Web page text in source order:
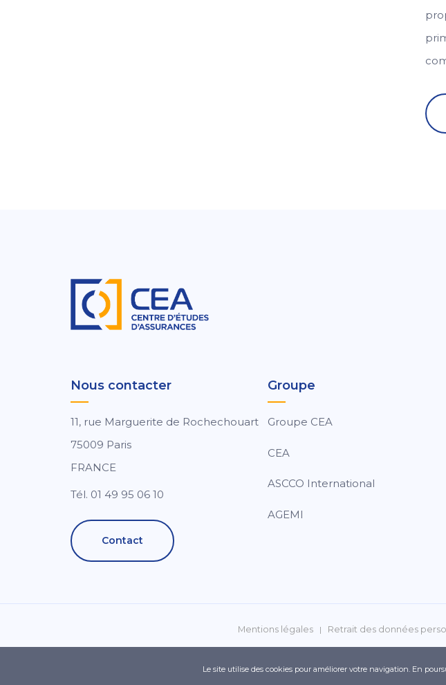
Nous contacter
11, rue Marguerite de Rochechouart
75009 Paris
FRANCE
Tél. 01 49 95 06 10
Contact
Groupe
Groupe CEA
CEA
ASCCO International
AGEMI
Mentions légales Retrait des données
Le site utilise des cookies pour améliorer votre navigation. En